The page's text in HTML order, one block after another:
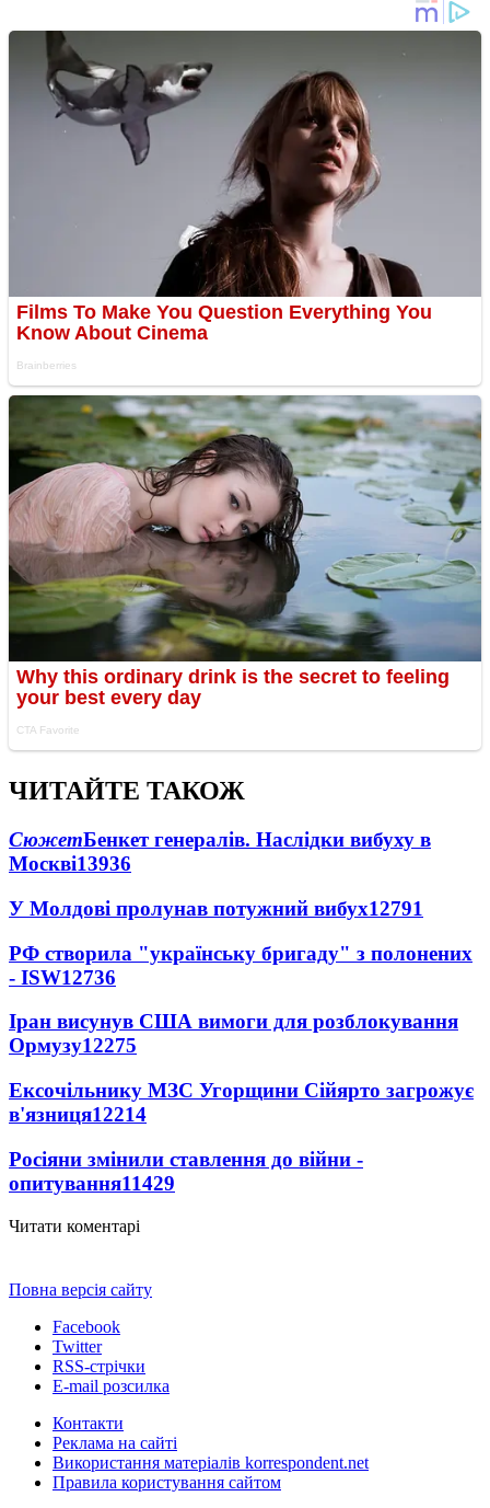
ЧИТАЙТЕ ТАКОЖ
СюжетБенкет генералів. Наслідки вибуху в
Москві13936
У Молдові пролунав потужний вибух12791
РФ створила "українську бригаду" з полонених
- ISW12736
Іран висунув США вимоги для розблокування
Ормузу12275
Ексочільнику МЗС Угорщини Сійярто загрожує
в'язниця12214
Росіяни змінили ставлення до війни -
опитування11429
Читати коментарі
Повна версія сайту
Facebook
Twitter
RSS-стрічки
E-mail розсилка
Контакти
Реклама на сайті
Використання матеріалів korrespondent.net
Правила користування сайтом